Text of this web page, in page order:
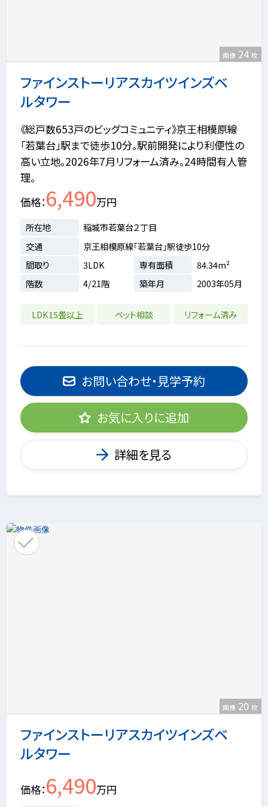
ファインストーリアスカイツインズベ
ルタワー
画像 24 枚
《総戸数653戸のビッグコミュニティ》京王相模原線
「若葉台」駅まで徒歩10分。駅前開発により利便性の
高い立地。2026年7月リフォーム済み。24時間有人管
理。
価格 6,490万円
所在地
稲城市若葉台２丁目
交通
京王相模原線「若葉台」駅徒歩10分
間取り
3LDK 専有面積
84.34m²
階数
4/21階 築年月 2003年05月
LDK15畳以上 ペット相談 リフォーム済み
お問い合わせ・見学予約
お気に入りに追加
詳細を見る
ファインストーリアスカイツインズベ
ルタワー
画像 20 枚
価格 6,490万円